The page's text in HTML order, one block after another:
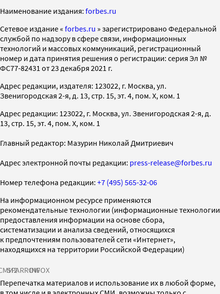
Наименование издания: forbes.ru
Cетевое издание « forbes.ru » зарегистрировано Федеральной
службой по надзору в сфере связи, информационных
технологий и массовых коммуникаций, регистрационный
номер и дата принятия решения о регистрации: серия Эл №
ФС77-82431 от 23 декабря 2021 г.
Адрес редакции, издателя: 123022, г. Москва, ул.
Звенигородская 2-я, д. 13, стр. 15, эт. 4, пом. X, ком. 1
Адрес редакции: 123022, г. Москва, ул. Звенигородская 2-я, д.
13, стр. 15, эт. 4, пом. X, ком. 1
Главный редактор: Мазурин Николай Дмитриевич
Адрес электронной почты редакции: press-release@forbes.ru
Номер телефона редакции: +7 (495) 565-32-06
На информационном ресурсе применяются
рекомендательные технологии (информационные технологии
предоставления информации на основе сбора,
систематизации и анализа сведений, относящихся
к предпочтениям пользователей сети «Интернет»,
находящихся на территории Российской Федерации)
SPARROWINFOX
Перепечатка материалов и использование их в любой форме,